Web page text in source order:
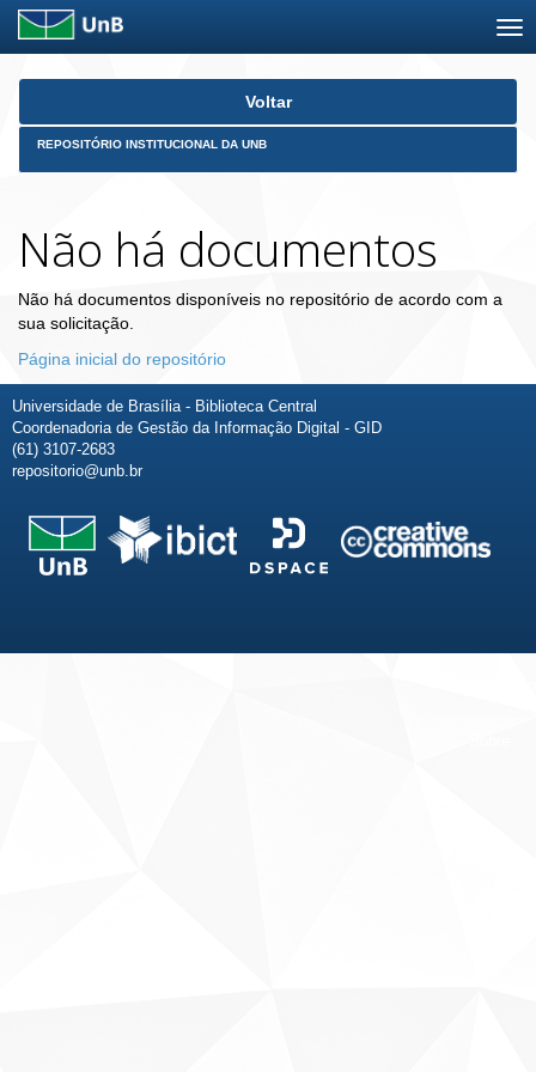
Skip
Voltar
REPOSITÓRIO INSTITUCIONAL DA UNB
Não há documentos
Não há documentos disponíveis no repositório de acordo com a
sua solicitação.
Página inicial do repositório
Universidade de Brasília - Biblioteca Central
Coordenadoria de Gestão da Informação Digital - GID
(61) 3107-2683
repositorio@unb.br